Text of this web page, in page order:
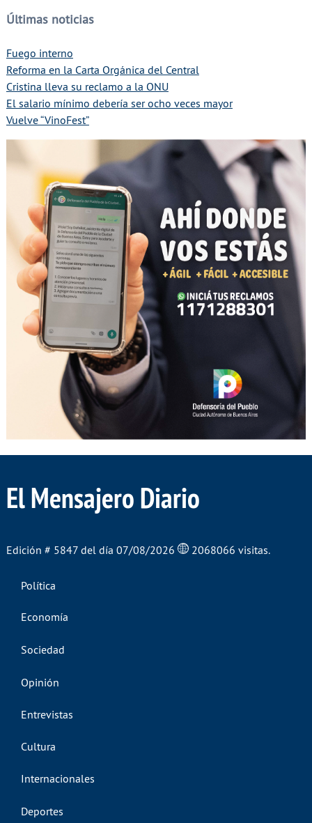
Últimas noticias
Fuego interno
Reforma en la Carta Orgánica del Central
Cristina lleva su reclamo a la ONU
El salario mínimo debería ser ocho veces mayor
Vuelve “VinoFest”
El Mensajero Diario
Edición # 5847 del día 07/08/2026 2068066 visitas.
Política
Economía
Sociedad
Opinión
Entrevistas
Cultura
Internacionales
Deportes